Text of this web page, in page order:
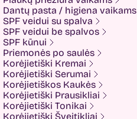
Kadus Professional
Keenwell
KLERADERM
KOSE
Kyra
LANEIGE
Look At Me
Luvum
LYL
Mancera
MEDI-PEEL
Dantų pasta / higiena vaikams
SPF veidui su spalva
SPF veidui be spalvos
SPF kūnui
Priemonės po saulės
Korėjietiški Kremai
Korėjietiški Serumai
Korėjietiškos Kaukės
Korėjietiški Prausikliai
Korėjietiški Tonikai
Korėjietiški Šveitikliai